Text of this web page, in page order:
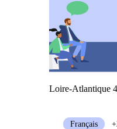
Loire-Atlantique
Français